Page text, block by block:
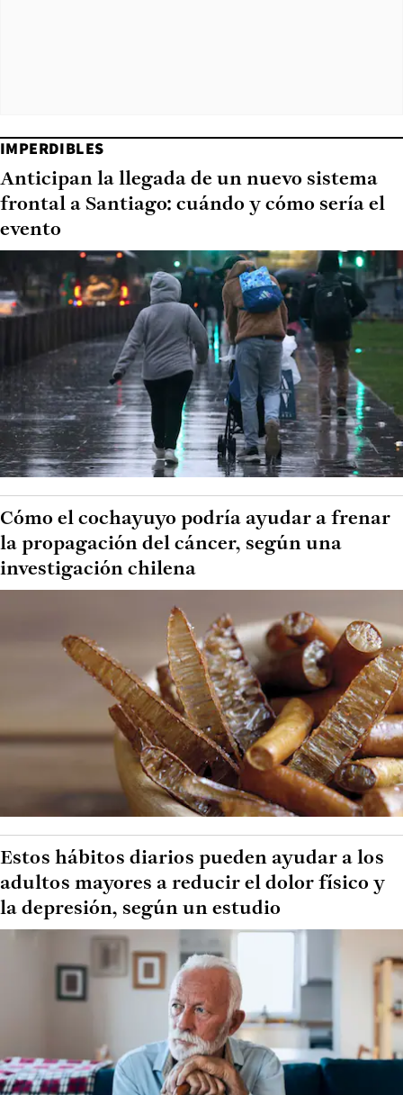
IMPERDIBLES
Anticipan la llegada de un nuevo sistema
frontal a Santiago: cuándo y cómo sería el
evento
Cómo el cochayuyo podría ayudar a frenar
la propagación del cáncer, según una
investigación chilena
Estos hábitos diarios pueden ayudar a los
adultos mayores a reducir el dolor físico y
la depresión, según un estudio